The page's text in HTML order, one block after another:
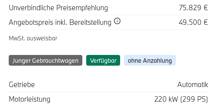
SpezifikationWert
Unverbindliche Preisempfehlung
75.829 €
Spezifikation Wert
Angebotspreis inkl. Bereitstellung 49.500 €
MwSt. ausweisbar
Junger Gebrauchtwagen Verfügbar ohne Anzahlung
Spezifikation
Getriebe
Automatik
Motorleistung
220 kW (299 PS)